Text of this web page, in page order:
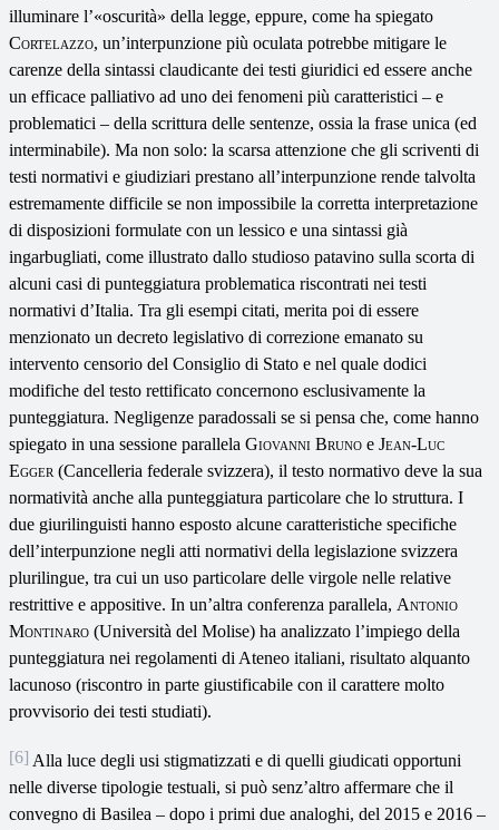
illuminare l’«oscurità» della legge, eppure, come ha spiegato
Cortelazzo, un’interpunzione più oculata potrebbe mitigare le
carenze della sintassi claudicante dei testi giuridici ed essere anche
un efficace palliativo ad uno dei fenomeni più caratteristici – e
problematici – della scrittura delle sentenze, ossia la frase unica (ed
interminabile). Ma non solo: la scarsa attenzione che gli scriventi di
testi normativi e giudiziari prestano all’interpunzione rende talvolta
estremamente difficile se non impossibile la corretta interpretazione
di disposizioni formulate con un lessico e una sintassi già
ingarbugliati, come illustrato dallo studioso patavino sulla scorta di
alcuni casi di punteggiatura problematica riscontrati nei testi
normativi d’Italia. Tra gli esempi citati, merita poi di essere
menzionato un decreto legislativo di correzione emanato su
intervento censorio del Consiglio di Stato e nel quale dodici
modifiche del testo rettificato concernono esclusivamente la
punteggiatura. Negligenze paradossali se si pensa che, come hanno
spiegato in una sessione parallela Giovanni Bruno e Jean-Luc
Egger (Cancelleria federale svizzera), il testo normativo deve la sua
normatività anche alla punteggiatura particolare che lo struttura. I
due giurilinguisti hanno esposto alcune caratteristiche specifiche
dell’interpunzione negli atti normativi della legislazione svizzera
plurilingue, tra cui un uso particolare delle virgole nelle relative
restrittive e appositive. In un’altra conferenza parallela, Antonio
Montinaro (Università del Molise) ha analizzato l’impiego della
punteggiatura nei regolamenti di Ateneo italiani, risultato alquanto
lacunoso (riscontro in parte giustificabile con il carattere molto
provvisorio dei testi studiati).
[6] Alla luce degli usi stigmatizzati e di quelli giudicati opportuni
nelle diverse tipologie testuali, si può senz’altro affermare che il
convegno di Basilea – dopo i primi due analoghi, del 2015 e 2016 –